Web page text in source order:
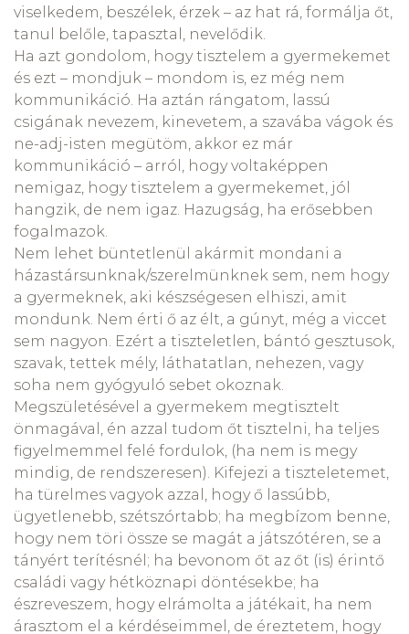
viselkedem, beszélek, érzek – az hat rá, formálja őt,
tanul belőle, tapasztal, nevelődik.
Ha azt gondolom, hogy tisztelem a gyermekemet
és ezt – mondjuk – mondom is, ez még nem
kommunikáció. Ha aztán rángatom, lassú
csigának nevezem, kinevetem, a szavába vágok és
ne-adj-isten megütöm, akkor ez már
kommunikáció – arról, hogy voltaképpen
nemigaz, hogy tisztelem a gyermekemet, jól
hangzik, de nem igaz. Hazugság, ha erősebben
fogalmazok.
Nem lehet büntetlenül akármit mondani a
házastársunknak/szerelmünknek sem, nem hogy
a gyermeknek, aki készségesen elhiszi, amit
mondunk. Nem érti ő az élt, a gúnyt, még a viccet
sem nagyon. Ezért a tiszteletlen, bántó gesztusok,
szavak, tettek mély, láthatatlan, nehezen, vagy
soha nem gyógyuló sebet okoznak.
Megszületésével a gyermekem megtisztelt
önmagával, én azzal tudom őt tisztelni, ha teljes
figyelmemmel felé fordulok, (ha nem is megy
mindig, de rendszeresen). Kifejezi a tiszteletemet,
ha türelmes vagyok azzal, hogy ő lassúbb,
ügyetlenebb, szétszórtabb; ha megbízom benne,
hogy nem töri össze se magát a játszótéren, se a
tányért terítésnél; ha bevonom őt az őt (is) érintő
családi vagy hétköznapi döntésekbe; ha
észreveszem, hogy elrámolta a játékait, ha nem
árasztom el a kérdéseimmel, de éreztetem, hogy